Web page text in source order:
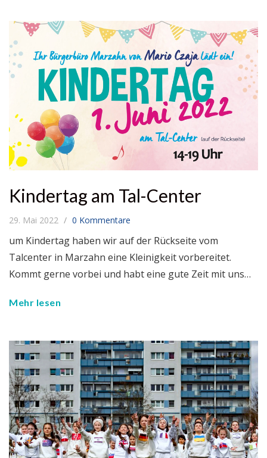
Kindertag am Tal-Center
29. Mai 2022 0 Kommentare
um Kindertag haben wir auf der Rückseite vom
Talcenter in Marzahn eine Kleinigkeit vorbereitet.
Kommt gerne vorbei und habt eine gute Zeit mit uns…
Mehr lesen